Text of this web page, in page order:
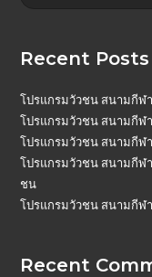
Recent Posts
โปรแกรมวัวชน สนามกีฬ
โปรแกรมวัวชน สนามกีฬ
โปรแกรมวัวชน สนามกีฬ
โปรแกรมวัวชน สนามกีฬ
ชน
โปรแกรมวัวชน สนามกีฬ
Recent